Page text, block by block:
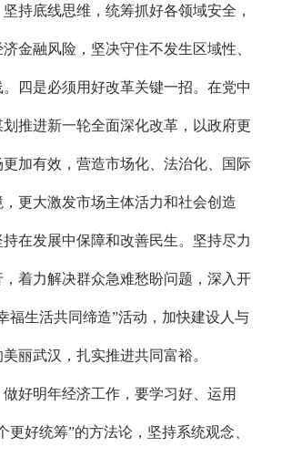
持底线思维，统筹抓好各领域安全，
金融风险，坚决守住不发生区域性、
四是必须用好改革关键一招。在党中
推进新一轮全面深化改革，以政府更
加有效，营造市场化、法治化、国际
更大激发市场主体活力和社会创造
在发展中保障和改善民生。坚持尽力
着力解决群众急难愁盼问题，深入开
福生活共同缔造”活动，加快建设人与
丽武汉，扎实推进共同富裕。
好明年经济工作，要学习好、运用
更好统筹”的方法论，坚持系统观念、